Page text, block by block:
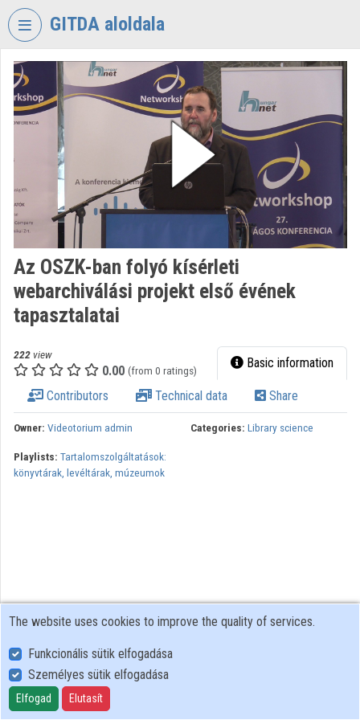
Skip header
GITDA aloldala
VIDEO TORIUM
GOVERNMENTAL
INFORMATION-
TECHNOLOGY
DEVELOPMENT
AGENCY
Organization home
Organization discovery
Categories
Organization playlists
Organizations
Contributors
Az OSZK-ban folyó kísérleti
webarchiválási projekt első évének
tapasztalatai
222 view
0.00 (from 0 ratings) Basic information
Contributors Technical data Share
Owner: Videotorium admin Categories: Library science
Playlists: Tartalomszolgáltatások:
könyvtárak, levéltárak, múzeumok
User Policy
Adatkezelési tájékoztató (en)
Cookie Policy
The website uses cookies to improve the quality of services.
Funkcionális sütik elfogadása
Személyes sütik elfogadása
Elfogad Elutasít